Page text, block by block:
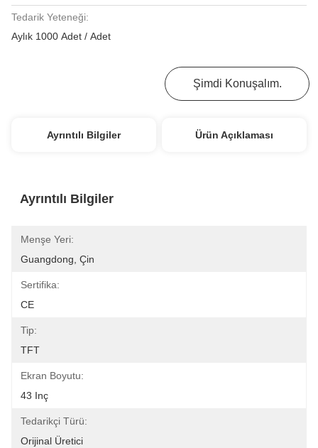
Tedarik Yeteneği:
Aylık 1000 Adet / Adet
Şimdi Konuşalım.
Ayrıntılı Bilgiler Ürün Açıklaması
Ayrıntılı Bilgiler
Menşe Yeri:
Guangdong, Çin
Sertifika:
CE
Tip:
TFT
Ekran Boyutu:
43 Inç
Tedarikçi Türü:
Orijinal Üretici